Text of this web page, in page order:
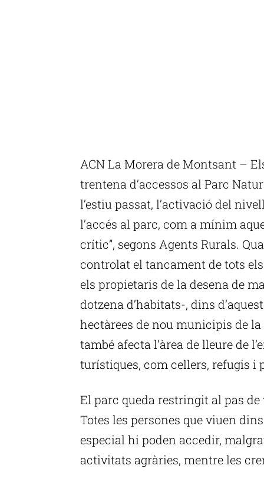
ACN La Morera de Montsant –
trentena d’accessos al Parc
l’estiu passat, l’activació del
l’accés al parc, com a mínim
crític”, segons Agents Rurals.
controlat el tancament de tots
els propietaris de la desena de
dotzena d’habitats-, dins
hectàrees de nou municipis de
també afecta l’àrea de lleure de
turístiques, com cellers, refugis i
El parc queda restringit al pas
Totes les persones que viuen
especial hi poden accedir,
activitats agràries, mentre les